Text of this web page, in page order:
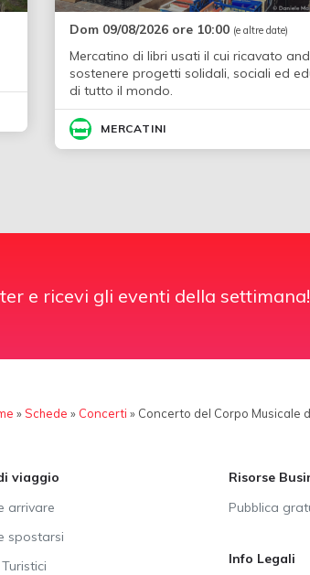
Dom 09/08/2026 ore 10:00 (e altre date)
Mercatino di libri usati il cui ricavato
sostenere progetti solidali, sociali ed
di tutto il mondo.
MERCATINI
e ricevi gli eventi della settimana!
»Schede » Concerti » Concerto del Corpo Musicale
viaggio
arrivare
spostarsi
Risorse
Pubblica
Info Legali